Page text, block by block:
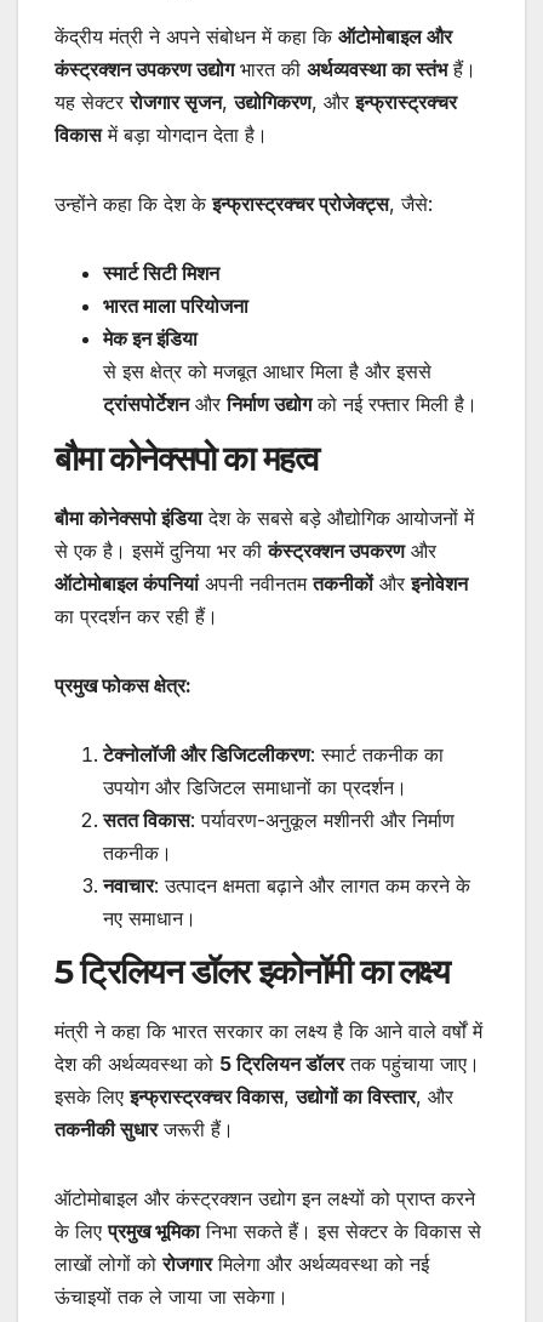
केंद्रीय मंत्री ने अपने संबोधन में कहा कि ऑटोमोबाइल और
कंस्ट्रक्शन उपकरण उद्योगभारत की अर्थव्यवस्था का स्तंभहैं।
यह सेक्टररोजगार सृजन,उद्योगिकरण, औरइन्फ्रास्ट्रक्चर
विकासमें बड़ा योगदान देता है।
उन्होंने कहा कि देश केइन्फ्रास्ट्रक्चर प्रोजेक्ट्स, जैसे:
स्मार्ट सिटी मिशन
भारत माला परियोजना
मेक इन इंडिया
से इस क्षेत्र को मजबूत आधार मिला है और इससे
ट्रांसपोर्टेशनऔरनिर्माण उद्योगको नई रफ्तार मिली है।
बौमा कोनेक्सपो का महत्व
बौमा कोनेक्सपो इंडियादेश के सबसे बड़े औद्योगिक आयोजनों में
से एक है। इसमें दुनिया भर कीकंस्ट्रक्शन उपकरणऔर
ऑटोमोबाइल कंपनियांअपनी नवीनतमतकनीकोंऔरइनोवेशन
का प्रदर्शन कर रही हैं।
प्रमुख फोकस क्षेत्र:
टेक्नोलॉजी और डिजिटलीकरण: स्मार्ट तकनीक का
उपयोग और डिजिटल समाधानों का प्रदर्शन।
सतत विकास: पर्यावरण-अनुकूल मशीनरी और निर्माण
तकनीक।
नवाचार: उत्पादन क्षमता बढ़ाने और लागत कम करने के
नए समाधान।
5 ट्रिलियन डॉलर इकोनॉमी का लक्ष्य
मंत्री ने कहा कि भारत सरकार का लक्ष्य है कि आने वाले वर्षों में
देश की अर्थव्यवस्था को 5 ट्रिलियन डॉलरतक पहुंचाया जाए।
इसके लिएइन्फ्रास्ट्रक्चर विकास,उद्योगों का विस्तार, और
तकनीकी सुधारजरूरी हैं।
ऑटोमोबाइल और कंस्ट्रक्शन उद्योग इन लक्ष्यों को प्राप्त करने
के लिएप्रमुख भूमिकानिभा सकते हैं। इस सेक्टर के विकास से
लाखों लोगों कोरोजगारमिलेगा और अर्थव्यवस्था को नई
ऊंचाइयों तक ले जाया जा सकेगा।